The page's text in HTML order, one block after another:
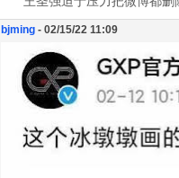
bjming - 02/15/22 11:09